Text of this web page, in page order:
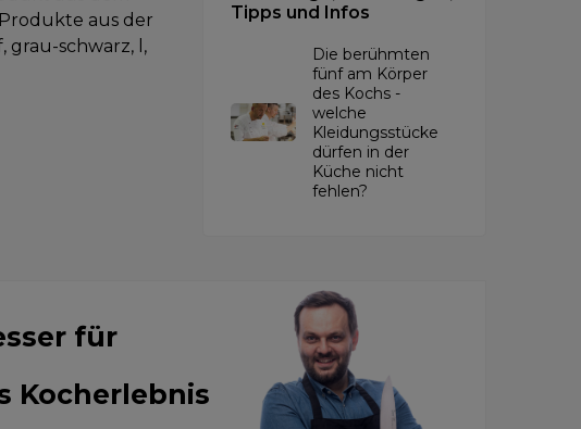
aus der
grau-schwarz, l,
Tipps und Infos
Die berühmten
fünf am Körper
des Kochs -
welche
Kleidungsstücke
dürfen in der
Küche nicht
fehlen?
für
Kocherlebnis